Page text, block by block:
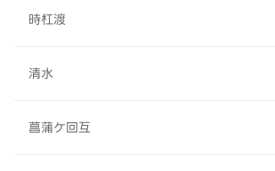
時杠渡
清水
菖蒲ケ回互